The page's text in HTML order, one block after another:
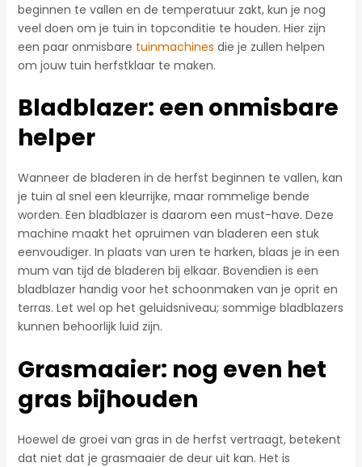
beginnen te vallen en de temperatuur zakt, kun je nog
veel doen om je tuin in topconditie te houden. Hier zijn
een paar onmisbare tuinmachines die je zullen helpen
om jouw tuin herfstklaar te maken.
Bladblazer: een onmisbare
helper
Wanneer de bladeren in de herfst beginnen te vallen, kan
je tuin al snel een kleurrijke, maar rommelige bende
worden. Een bladblazer is daarom een must-have. Deze
machine maakt het opruimen van bladeren een stuk
eenvoudiger. In plaats van uren te harken, blaas je in een
mum van tijd de bladeren bij elkaar. Bovendien is een
bladblazer handig voor het schoonmaken van je oprit en
terras. Let wel op het geluidsniveau; sommige bladblazers
kunnen behoorlijk luid zijn.
Grasmaaier: nog even het
gras bijhouden
Hoewel de groei van gras in de herfst vertraagt, betekent
dat niet dat je grasmaaier de deur uit kan. Het is